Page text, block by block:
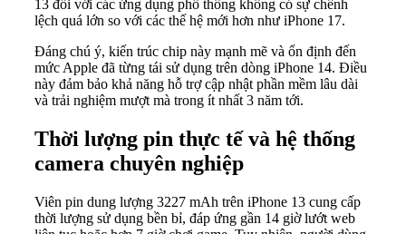
13 đối với các ứng dụng phổ thông không có sự chênh
lệch quá lớn so với các thế hệ mới hơn như iPhone 17.
Đáng chú ý, kiến trúc chip này mạnh mẽ và ổn định đến
mức Apple đã từng tái sử dụng trên dòng iPhone 14. Điều
này đảm bảo khả năng hỗ trợ cập nhật phần mềm lâu dài
và trải nghiệm mượt mà trong ít nhất 3 năm tới.
Thời lượng pin thực tế và hệ thống
camera chuyên nghiệp
Viên pin dung lượng 3227 mAh trên iPhone 13 cung cấp
thời lượng sử dụng bền bỉ, đáp ứng gần 14 giờ lướt web